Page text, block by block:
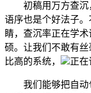
初稿用万方查沉
语序也是个好法子
睛，查沉率正在学
硕。让我们不敢有
比高的系统，
正在
我们能够把自动句